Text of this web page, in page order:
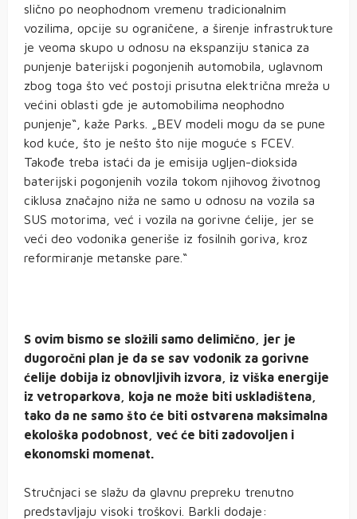
slično po neophodnom vremenu tradicionalnim
vozilima, opcije su ograničene, a širenje infrastrukture
je veoma skupo u odnosu na ekspanziju stanica za
punjenje baterijski pogonjenih automobila, uglavnom
zbog toga što već postoji prisutna električna mreža u
većini oblasti gde je automobilima neophodno
punjenje“, kaže Parks. „BEV modeli mogu da se pune
kod kuće, što je nešto što nije moguće s FCEV.
Takođe treba istaći da je emisija ugljen-dioksida
baterijski pogonjenih vozila tokom njihovog životnog
ciklusa značajno niža ne samo u odnosu na vozila sa
SUS motorima, već i vozila na gorivne ćelije, jer se
veći deo vodonika generiše iz fosilnih goriva, kroz
reformiranje metanske pare.“
S ovim bismo se složili samo delimično, jer je
dugoročni plan je da se sav vodonik za gorivne
ćelije dobija iz obnovljivih izvora, iz viška energije
iz vetroparkova, koja ne može biti uskladištena,
tako da ne samo što će biti ostvarena maksimalna
ekološka podobnost, već će biti zadovoljen i
ekonomski momenat.
Stručnjaci se slažu da glavnu prepreku trenutno
predstavljaju visoki troškovi. Barkli dodaje: